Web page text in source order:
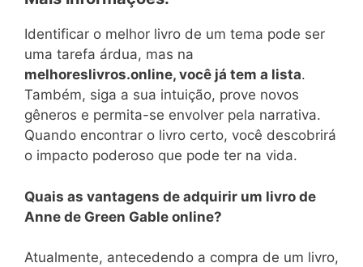
Identificar o melhor livro de um tema pode ser
uma tarefa árdua, mas na
melhoreslivros.online, você já tem a lista.
Também, siga a sua intuição, prove novos
gêneros e permita-se envolver pela narrativa.
Quando encontrar o livro certo, você descobrirá
o impacto poderoso que pode ter na vida.
Quais as vantagens de adquirir um livro de
Anne de Green Gable online?
Atualmente, antecedendo a compra de um livro,